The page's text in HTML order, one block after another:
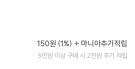
150원 (1%) 마니아추가적립
5만원 이상 구매 시 2천원 추가 적립